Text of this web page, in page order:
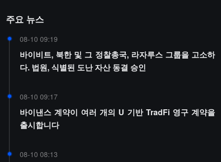
주요 뉴스
08-10 09:19
바이비트, 북한 및 그 정찰총국, 라자루스 그룹을 고소하
다. 법원, 식별된 도난 자산 동결 승인
08-10 09:17
바이낸스 계약이 여러 개의 U 기반 TradFi 영구 계약을
출시합니다
08-10 08:13